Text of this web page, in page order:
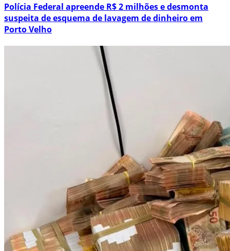
Polícia Federal apreende R$ 2 milhões e desmonta
suspeita de esquema de lavagem de dinheiro em
Porto Velho